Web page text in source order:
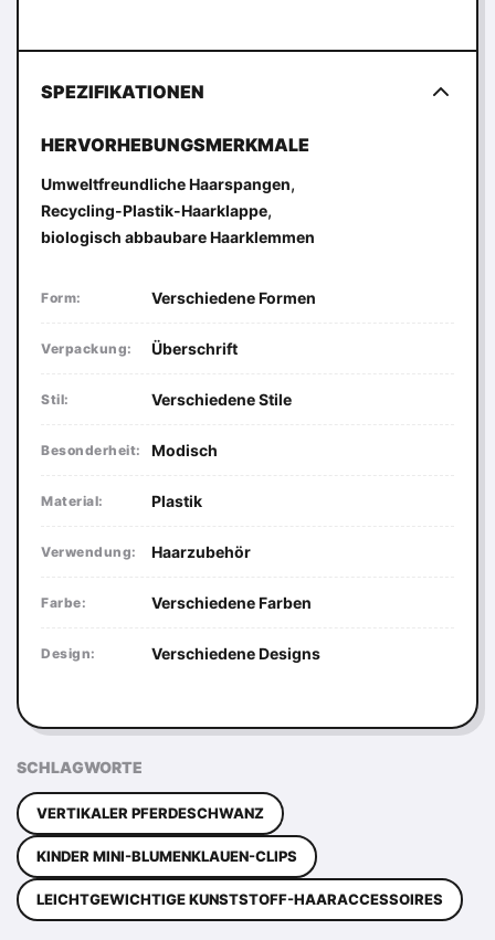
SPEZIFIKATIONEN
HERVORHEBUNGSMERKMALE
Umweltfreundliche Haarspangen,
Recycling-Plastik-Haarklappe,
biologisch abbaubare Haarklemmen
Form: Verschiedene Formen
Verpackung: Überschrift
Stil: Verschiedene Stile
Besonderheit: Modisch
Material: Plastik
Verwendung: Haarzubehör
Farbe: Verschiedene Farben
Design: Verschiedene Designs
SCHLAGWORTE
VERTIKALER PFERDESCHWANZ
KINDER MINI-BLUMENKLAUEN-CLIPS
LEICHTGEWICHTIGE KUNSTSTOFF-HAARACCESSOIRES